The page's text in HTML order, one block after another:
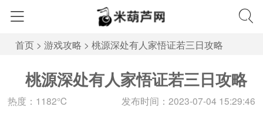
首页 > 游戏攻略 > 桃源深处有人家悟证若三日攻略
桃源深处有人家悟证若三日攻略
热度：1182℃ 发布时间：2023-07-04 15:29:46